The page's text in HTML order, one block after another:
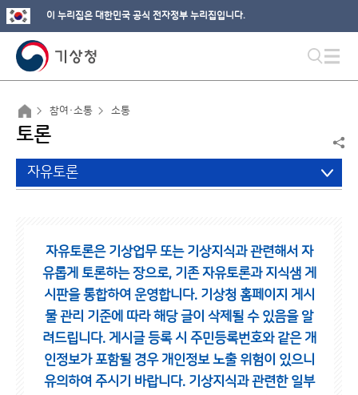
이 누리집은 대한민국 공식 전자정부 누리집입니다.
참여·소통 소통
토론
자유토론
자유토론은 기상업무 또는 기상지식과 관련해서 자
유롭게 토론하는 장으로, 기존 자유토론과 지식샘 게
시판을 통합하여 운영합니다. 기상청 홈페이지 게시
물 관리 기준에 따라 해당 글이 삭제될 수 있음을 알
려드립니다. 게시글 등록 시 주민등록번호와 같은 개
인정보가 포함될 경우 개인정보 노출 위험이 있으니
유의하여 주시기 바랍니다. 기상지식과 관련한 일부